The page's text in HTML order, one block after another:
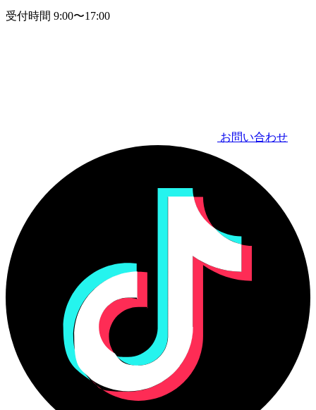
受付時間 9:00〜17:00
お問い合わせ